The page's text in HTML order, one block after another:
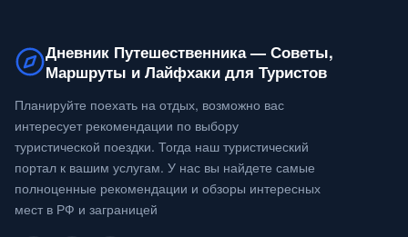
Дневник Путешественника — Советы,
Маршруты и Лайфхаки для Туристов
Планируйте поехать на отдых, возможно вас
интересует рекомендации по выбору
туристической поездки. Тогда наш туристический
портал к вашим услугам. У нас вы найдете самые
полноценные рекомендации и обзоры интересных
мест в РФ и заграницей